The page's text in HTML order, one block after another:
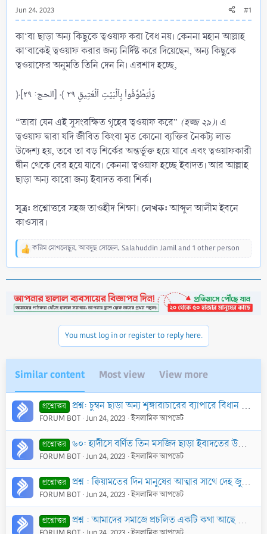
Jun 24, 2023 #1
কা‘বা ছাড়া অন্য কিছুকে ত্বওয়াফ করা বৈধ নয়। কেননা মহান আল্লাহ
কা‘বাকেই ত্বওয়াফ করার জন্য নির্দিষ্ট করে দিয়েছেন, অন্য কিছুকে
ত্বওয়াফের অনুমতি তিনি দেন নি। এরশাদ হচ্ছে,
﴿وَلۡيَطَّوَّفُواْ بِٱلۡبَيۡتِ ٱلۡعَتِيقِ ٢٩ ﴾ [الحج: ٢٩]
“তারা যেন এই সুসংরক্ষিত গৃহের ত্বওয়াফ করে” (হজ্জ ২৯)। এ
ত্বওয়াফ দ্বারা যদি জীবিত কিংবা মৃত কোনো ব্যক্তির নৈকট্য লাভ
উদ্দেশ্য হয়, তবে তা বড় শির্কের অন্তর্ভুক্ত হয়ে যাবে এবং ত্বওয়াফকারী
দ্বীন থেকে বের হয়ে যাবে। কেননা ত্বওয়াফ হচ্ছে ইবাদত। আর আল্লাহ
ছাড়া অন্য কারো জন্য ইবাদত করা শির্ক।
সূত্র: প্রশ্নোত্তরে সহজ তাওহীদ শিক্ষা। লেখক:আব্দুল আলীম ইবনে
কাওসার।
R
t
i
করিম মোখলেছুর,আবদুছ সোহেল, Salahuddin Jamiland 1 other person
You must log in or register to reply here.
Similar content Most view View more
প্রশ্নোত্তর প্রশ্ন: চুম্বন ছাড়া অন্য শৃঙ্গারাচারের ব্যাপারে বিধান কি? এ সময় মযী বের হয়ে গেলে রোযার ক্ষতি হবে কি?
FORUM BOT Jun 24, 2023 ইসলামিক আপডেট
প্রশ্নোত্তর ৬০: হাদীসে বর্ণিত তিন মসজিদ ছাড়া ইবাদতের উদ্দেশ্যে অন্য কোনো স্থানে সফর করার বিধান কি?
FORUM BOT Jun 24, 2023 ইসলামিক আপডেট
প্রশ্নোত্তর প্রশ্ন : ক্বিয়ামতের দিন মানুষের আত্মার সাথে দেহ জুড়ে দেওয়া হবে, না কি দেহ ছাড়া কেবল আত্মা পুনর্জীবিত হবে?
FORUM BOT Jun 24, 2023 ইসলামিক আপডেট
প্রশ্নোত্তর প্রশ্ন : আমাদের সমাজে প্রচলিত একটি কথা আছে যে গোসলের পর ভাত অথবা রুটি ছাড়া কোন ফল খাওয়া যাবে না। এটা কি সত্য?